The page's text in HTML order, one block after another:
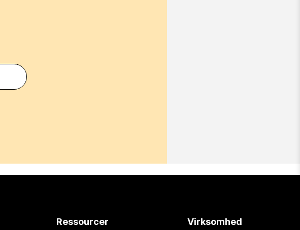
Ressourcer Virksomhed